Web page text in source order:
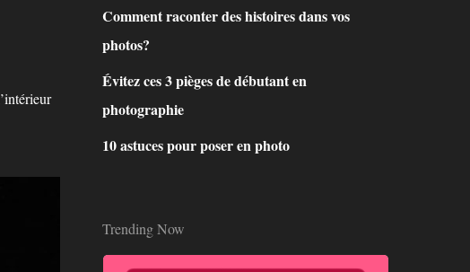
Comment raconter des histoires dans vos
photos?
Évitez ces 3 pièges de débutant en
photographie
10 astuces pour poser en photo
Trending Now